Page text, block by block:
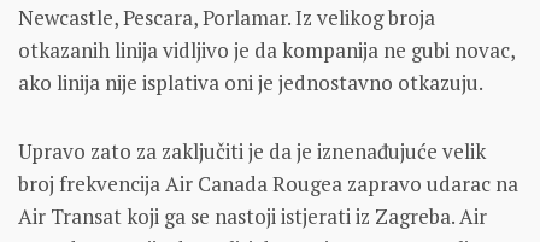
Newcastle, Pescara, Porlamar. Iz velikog broja
otkazanih linija vidljivo je da kompanija ne gubi novac,
ako linija nije isplativa oni je jednostavno otkazuju.
Upravo zato za zaključiti je da je iznenađujuće velik
broj frekvencija Air Canada Rougea zapravo udarac na
Air Transat koji ga se nastoji istjerati iz Zagreba. Air